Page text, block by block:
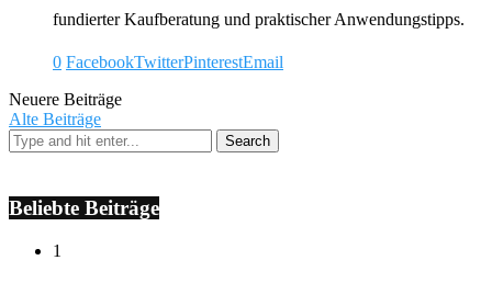
fundierter Kaufberatung und praktischer Anwendungstipps.
0 FacebookTwitterPinterestEmail
Neuere Beiträge
Alte Beiträge
Beliebte Beiträge
1